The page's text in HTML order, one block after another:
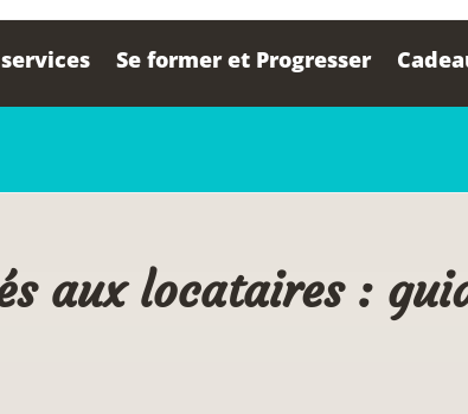
Se former et Progresser
aux locataires :